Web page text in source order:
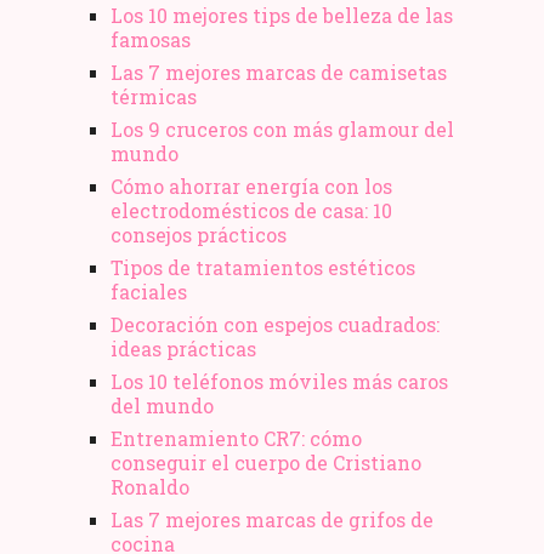
Los 10 mejores tips de belleza de las
famosas
Las 7 mejores marcas de camisetas
térmicas
Los 9 cruceros con más glamour del
mundo
Cómo ahorrar energía con los
electrodomésticos de casa: 10
consejos prácticos
Tipos de tratamientos estéticos
faciales
Decoración con espejos cuadrados:
ideas prácticas
Los 10 teléfonos móviles más caros
del mundo
Entrenamiento CR7: cómo
conseguir el cuerpo de Cristiano
Ronaldo
Las 7 mejores marcas de grifos de
cocina